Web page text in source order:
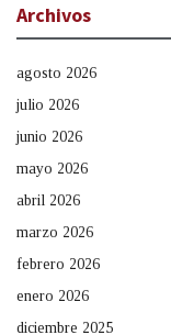
Archivos
agosto 2026
julio 2026
junio 2026
mayo 2026
abril 2026
marzo 2026
febrero 2026
enero 2026
diciembre 2025